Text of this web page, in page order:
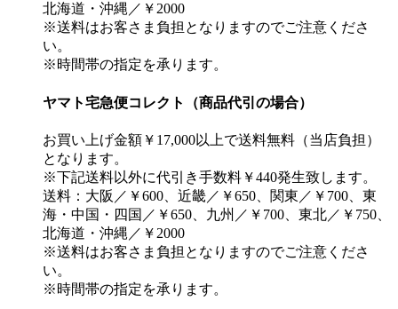
北海道・沖縄／￥2000
※送料はお客さま負担となりますのでご注意くださ
い。
※時間帯の指定を承ります。
ヤマト宅急便コレクト（商品代引の場合）
お買い上げ金額￥17,000以上で送料無料（当店負担）
となります。
※下記送料以外に代引き手数料￥440発生致します。
送料：大阪／￥600、近畿／￥650、関東／￥700、東
海・中国・四国／￥650、九州／￥700、東北／￥750、
北海道・沖縄／￥2000
※送料はお客さま負担となりますのでご注意くださ
い。
※時間帯の指定を承ります。